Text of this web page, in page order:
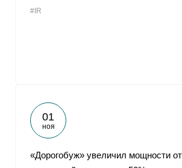
#IR
01
ноя
«Дорогобуж» увеличил мощности